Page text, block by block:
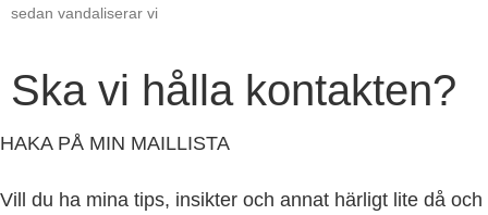
sedan vandaliserar vi
Ska vi hålla kontakten?
HAKA PÅ MIN MAILLISTA
Vill du ha mina tips, insikter och annat härligt lite då och